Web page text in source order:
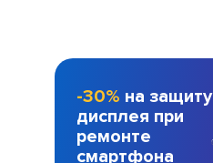
-30% на защиту
дисплея при
ремонте
смартфона